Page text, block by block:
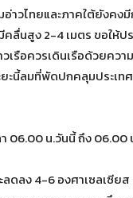
วไทยและภาคใต้ยังคง
ลื่นสูง 2-4 เมตร ขอให้
รือควรเดินเรือด้วยควา
ยะนี้ลมที่พัดปกคลุมประเ
06.00 น.วันนี้ ถึง 06.00
ดลง 4-6 องศาเซลเซีย